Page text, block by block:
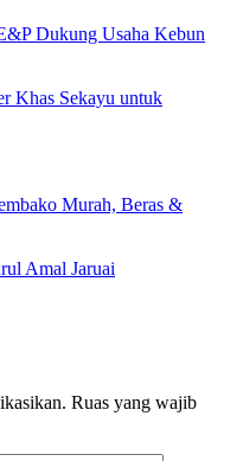
Dukung Usaha Kebun
Khas Sekayu untuk
Murah, Beras &
Amal Jaruai
Ruas yang wajib